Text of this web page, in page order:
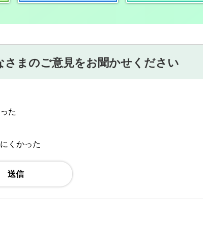
まのご意見をお聞かせください
た
くかった